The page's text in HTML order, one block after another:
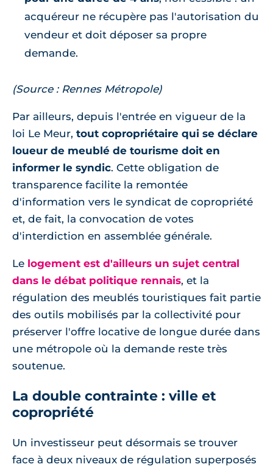
acquéreur ne récupère pas l'autorisation du
vendeur et doit déposer sa propre
demande.
(Source : Rennes Métropole)
Par ailleurs, depuis l'entrée en vigueur de la
loi Le Meur, tout copropriétaire qui se déclare
loueur de meublé de tourisme doit en
informer le syndic. Cette obligation de
transparence facilite la remontée
d'information vers le syndicat de copropriété
et, de fait, la convocation de votes
d'interdiction en assemblée générale.
Le logement est d'ailleurs un sujet central
dans le débat politique rennais, et la
régulation des meublés touristiques fait partie
des outils mobilisés par la collectivité pour
préserver l'offre locative de longue durée dans
une métropole où la demande reste très
soutenue.
La double contrainte : ville et
copropriété
Un investisseur peut désormais se trouver
face à deux niveaux de régulation superposés